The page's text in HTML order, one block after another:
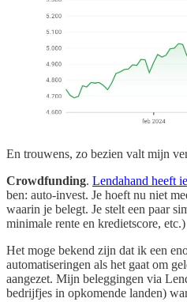
En trouwens, zo bezien valt mijn
Crowdfunding. Lendahand heeft
ben: auto-invest. Je hoeft nu niet
waarin je belegt. Je stelt een paar
minimale rente en kredietscore,
Het moge bekend zijn dat ik een
automatiseringen als het gaat om
aangezet. Mijn beleggingen via
bedrijfjes in opkomende landen)